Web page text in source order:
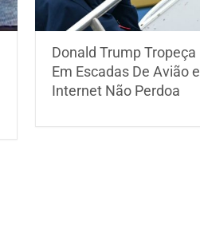
Donald Trump Tropeça
Em Escadas De Avião e
Internet Não Perdoa